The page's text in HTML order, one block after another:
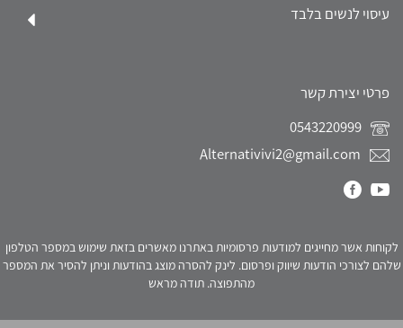
עיסוי לנשים בלבד
פרטי יצירת קשר
Alternativivi2@gmail.com
לקוחות אשר מחייגים למודעות פרסומיות באתרנו מאשרים בזאת שימוש במספר הטלפון
שלהם לצורכי הודעות שיווק ופרסום. לינק להסרה מוצג בהודעות וניתן להסיר את המספר
מהתפוצה. תודה מראש